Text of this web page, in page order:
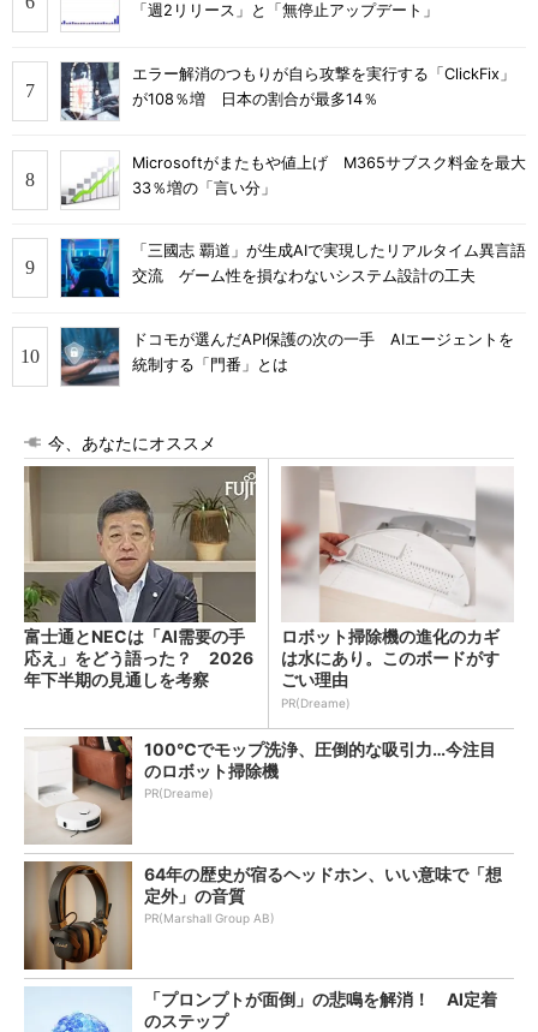
「週2リリース」と「無停止アップデート」
エラー解消のつもりが自ら攻撃を実行する「ClickFix」
が108％増 日本の割合が最多14％
Microsoftがまたもや値上げ M365サブスク料金を最大
33％増の「言い分」
「三國志 覇道」が生成AIで実現したリアルタイム異言語
交流 ゲーム性を損なわないシステム設計の工夫
ドコモが選んだAPI保護の次の一手 AIエージェントを
統制する「門番」とは
今、あなたにオススメ
富士通とNECは「AI需要の手
応え」をどう語った？ 2026
年下半期の見通しを考察
ロボット掃除機の進化のカギ
は水にあり。このボードがす
ごい理由
PR(Dreame)
100℃でモップ洗浄、圧倒的な吸引力…今注目
のロボット掃除機
PR(Dreame)
64年の歴史が宿るヘッドホン、いい意味で「想
定外」の音質
PR(Marshall Group AB)
「プロンプトが面倒」の悲鳴を解消！ AI定着
のステップ